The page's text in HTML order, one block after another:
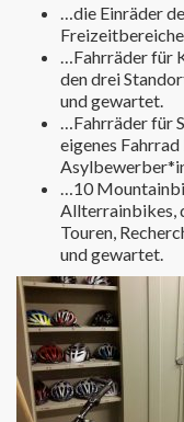
…die Einräder
…Fahrräder für
den drei
und gewartet.
…Fahrräder für
eigenes
…10
Allterrainbikes,
Touren,
und gewartet.